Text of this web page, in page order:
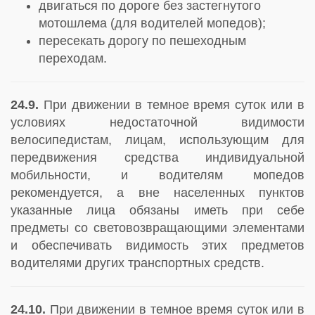
двигаться по дороге без застегнутого
мотошлема (для водителей мопедов);
пересекать дорогу по пешеходным
переходам.
24.9. При движении в темное время суток или в
условиях недостаточной видимости
велосипедистам, лицам, использующим для
передвижения средства индивидуальной
мобильности, и водителям мопедов
рекомендуется, а вне населенных пунктов
указанные лица обязаны иметь при себе
предметы со световозвращающими элементами
и обеспечивать видимость этих предметов
водителями других транспортных средств.
24.10. При движении в темное время суток или в